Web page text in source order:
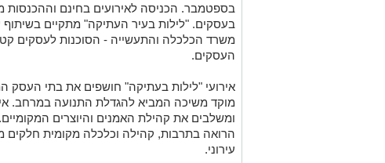
בספטמבר. הכניסה לאירועים בחינם
בעסקים. "לילות בעיר העתיקה" מתקיים בשיתוף
משרד הכלכלה והתעשייה - הסוכנות לעסקים
העסקים.
אירועי "לילות בעתיקה" חושפים את בתי העסק
מוקד משיכה המביא להגדלת התנועה במרחב.
ומשלבים את קהילת האמנים והיוצרים
הרואה בתרבות, קהילה וכלכלה מקומית חלקים
עירוני.